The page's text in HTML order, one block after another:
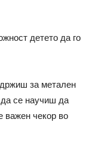
детето да го
држиш за метален
се научиш да
важен чекор во